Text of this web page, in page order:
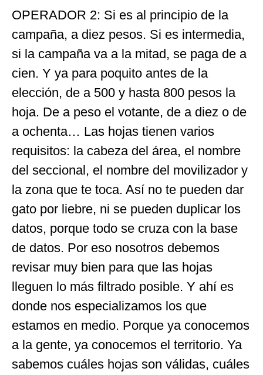
OPERADOR 2: Si es al principio de la
campaña, a diez pesos. Si es intermedia,
si la campaña va a la mitad, se paga de a
cien. Y ya para poquito antes de la
elección, de a 500 y hasta 800 pesos la
hoja. De a peso el votante, de a diez o de
a ochenta… Las hojas tienen varios
requisitos: la cabeza del área, el nombre
del seccional, el nombre del movilizador y
la zona que te toca. Así no te pueden dar
gato por liebre, ni se pueden duplicar los
datos, porque todo se cruza con la base
de datos. Por eso nosotros debemos
revisar muy bien para que las hojas
lleguen lo más filtrado posible. Y ahí es
donde nos especializamos los que
estamos en medio. Porque ya conocemos
a la gente, ya conocemos el territorio. Ya
sabemos cuáles hojas son válidas, cuáles